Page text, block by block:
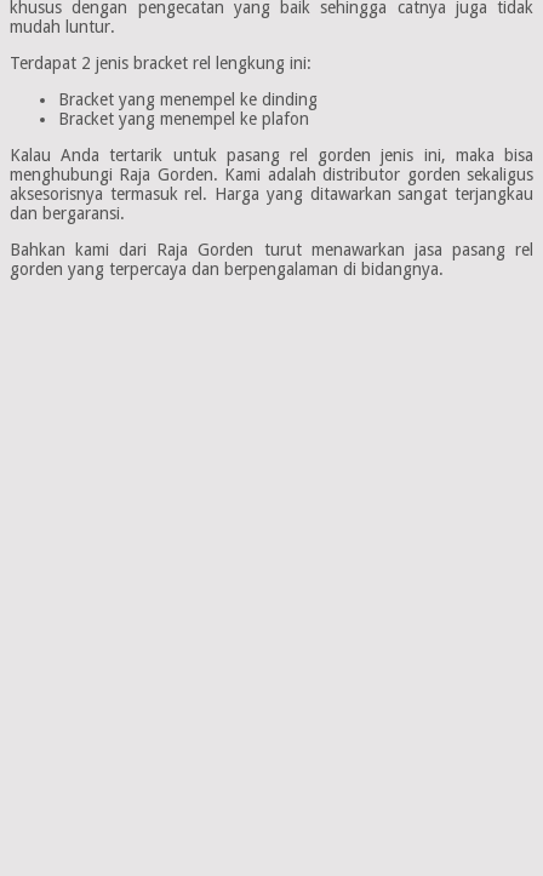
khusus dengan pengecatan yang baik sehingga catnya juga tidak
mudah luntur.
Terdapat 2 jenis bracket rel lengkung ini:
Bracket yang menempel ke dinding
Bracket yang menempel ke plafon
Kalau Anda tertarik untuk pasang rel gorden jenis ini, maka bisa
menghubungi Raja Gorden. Kami adalah distributor gorden sekaligus
aksesorisnya termasuk rel. Harga yang ditawarkan sangat terjangkau
dan bergaransi.
Bahkan kami dari Raja Gorden turut menawarkan jasa pasang rel
gorden yang terpercaya dan berpengalaman di bidangnya.